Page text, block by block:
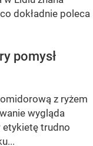
dokładnie poleca
pomysł
z ryżem
wygląda
etykietę trudno